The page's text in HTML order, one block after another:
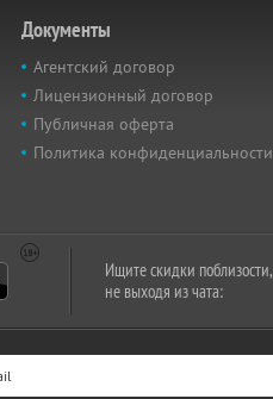
Документы
Агентский договор
Лицензионный договор
Публичная оферта
Политика конфиденциальности
Ищите скидки поблизости,
не выходя из чата: